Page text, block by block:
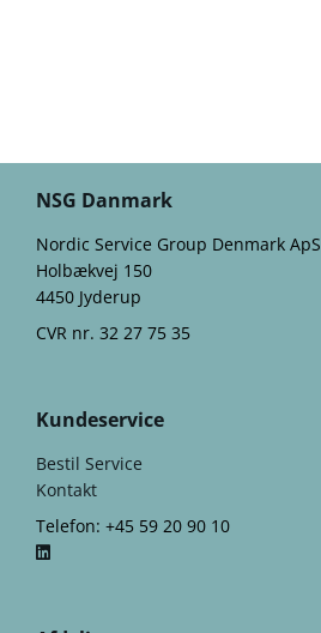
NSG Danmark
Nordic Service Group Denmark ApS
Holbækvej 150
4450 Jyderup
CVR nr. 32 27 75 35
Kundeservice
Bestil Service
Kontakt
Telefon: +45 59 20 90 10